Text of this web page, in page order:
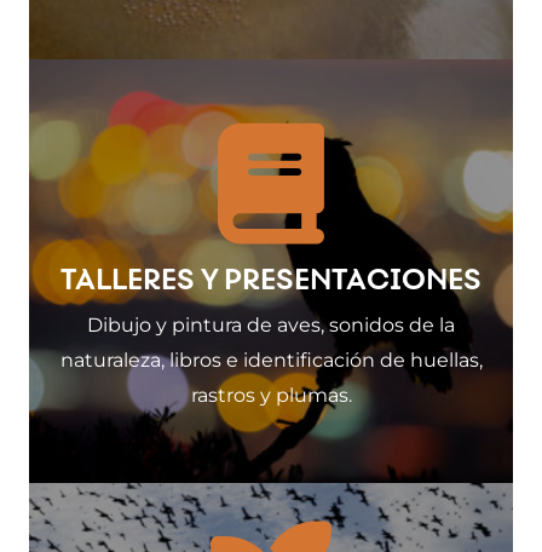
TALLERES Y PRESENTACIONES
Dibujo y pintura de aves, sonidos de la
naturaleza, libros e identificación de huellas,
rastros y plumas.